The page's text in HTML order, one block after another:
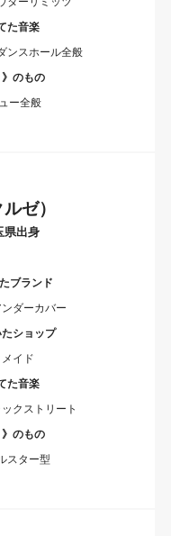
た音楽
ンスホール全般
のもの
ー全般
ゼ）
出身
ブランド
ダーカバー
たショップ
イド
た音楽
クストリート
のもの
スター型